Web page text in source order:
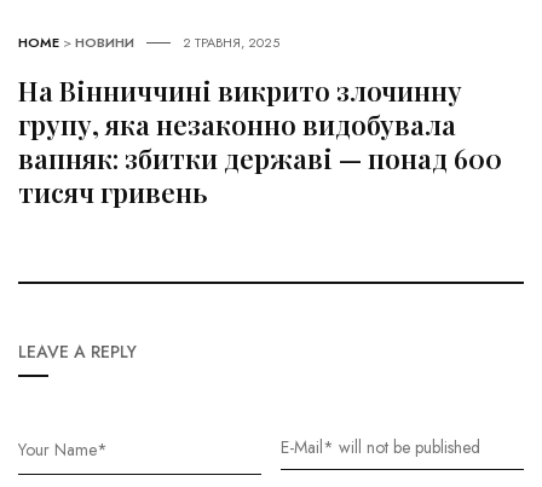
HOME >НОВИНИ 2 ТРАВНЯ, 2025
На Вінниччині викрито злочинну
групу, яка незаконно видобувала
вапняк: збитки державі — понад 600
тисяч гривень
LEAVE A REPLY